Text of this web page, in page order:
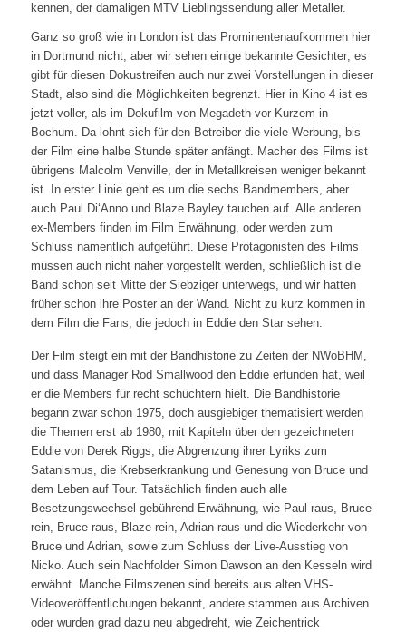
kennen, der damaligen MTV Lieblingssendung aller Metaller.
Ganz so groß wie in London ist das Prominentenaufkommen hier
in Dortmund nicht, aber wir sehen einige bekannte Gesichter; es
gibt für diesen Dokustreifen auch nur zwei Vorstellungen in dieser
Stadt, also sind die Möglichkeiten begrenzt. Hier in Kino 4 ist es
jetzt voller, als im Dokufilm von Megadeth vor Kurzem in
Bochum. Da lohnt sich für den Betreiber die viele Werbung, bis
der Film eine halbe Stunde später anfängt. Macher des Films ist
übrigens Malcolm Venville, der in Metallkreisen weniger bekannt
ist. In erster Linie geht es um die sechs Bandmembers, aber
auch Paul Di‘Anno und Blaze Bayley tauchen auf. Alle anderen
ex-Members finden im Film Erwähnung, oder werden zum
Schluss namentlich aufgeführt. Diese Protagonisten des Films
müssen auch nicht näher vorgestellt werden, schließlich ist die
Band schon seit Mitte der Siebziger unterwegs, und wir hatten
früher schon ihre Poster an der Wand. Nicht zu kurz kommen in
dem Film die Fans, die jedoch in Eddie den Star sehen.
Der Film steigt ein mit der Bandhistorie zu Zeiten der NWoBHM,
und dass Manager Rod Smallwood den Eddie erfunden hat, weil
er die Members für recht schüchtern hielt. Die Bandhistorie
begann zwar schon 1975, doch ausgiebiger thematisiert werden
die Themen erst ab 1980, mit Kapiteln über den gezeichneten
Eddie von Derek Riggs, die Abgrenzung ihrer Lyriks zum
Satanismus, die Krebserkrankung und Genesung von Bruce und
dem Leben auf Tour. Tatsächlich finden auch alle
Besetzungswechsel gebührend Erwähnung, wie Paul raus, Bruce
rein, Bruce raus, Blaze rein, Adrian raus und die Wiederkehr von
Bruce und Adrian, sowie zum Schluss der Live-Ausstieg von
Nicko. Auch sein Nachfolder Simon Dawson an den Kesseln wird
erwähnt. Manche Filmszenen sind bereits aus alten VHS-
Videoveröffentlichungen bekannt, andere stammen aus Archiven
oder wurden grad dazu neu abgedreht, wie Zeichentrick